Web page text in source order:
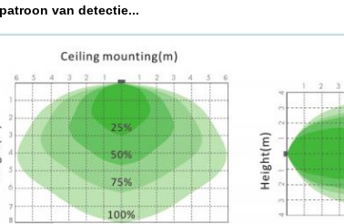
van detectie...